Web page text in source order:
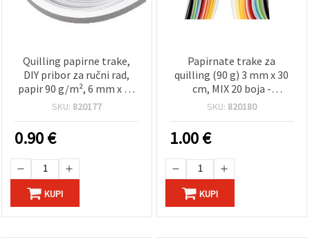
Quilling papirne trake,
DIY pribor za ručni rad,
papir 90 g/m², 6 mm x 30
cm, bijele, pakiranje 100
SKU: 820177
0.90€
KUPI
Papirnate trake za
quilling (90 g) 3 mm x 30
cm, MIX 20 boja -
pakiranje 200 kom
SKU: 820180
1.00€
KUPI